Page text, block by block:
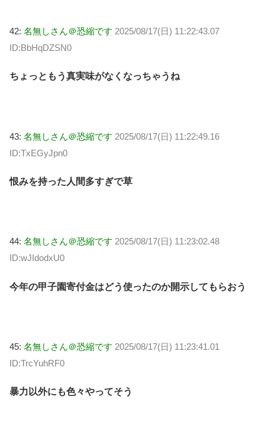
42: 名無しさん＠恐縮です 2025/08/17(日) 11:22:43.07
ID:BbHqDZSN0
ちょっともう真実味がなくなっちゃうね
43: 名無しさん＠恐縮です 2025/08/17(日) 11:22:49.16
ID:TxEGyJpn0
恨みを持った人間多すぎで草
44: 名無しさん＠恐縮です 2025/08/17(日) 11:23:02.48
ID:wJIdodxU0
今年の甲子園寄付金はどう使ったのか開示してもらおう
45: 名無しさん＠恐縮です 2025/08/17(日) 11:23:41.01
ID:TrcYuhRF0
暴力以外にも色々やってそう